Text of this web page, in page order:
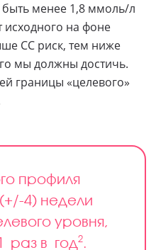
менее 1,8 ммоль/л
исходного на фоне
СС риск, тем ниже
мы должны достичь.
границы «целевого»
профиля
4) недели
уровня,
раз в год2.